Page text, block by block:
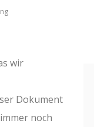
wir
Dokument
noch